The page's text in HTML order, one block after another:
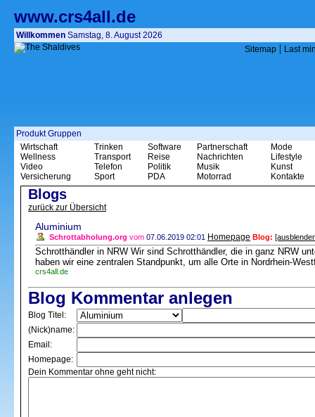
www.crs4all.de
Willkommen Samstag, 8. August 2026
Sitemap | Last
Produkt Gruppen
Wirtschaft
Wellness
Video
Versicherung
Trinken
Transport
Telefon
Sport
Software
Reise
Politik
PDA
Partnerschaft
Nachrichten
Musik
Motorrad
Mode
Lifestyle
Kunst
Kontakte
Blogs
zurück zur Übersicht
Aluminium
Schrottabholung.org vom 07.06.2019 02:01 Homepage Blog:
Schrotthändler in NRW Wir sind Schrotthändler, die in ganz NRW
haben wir eine zentralen Standpunkt, um alle Orte in Nordrhein-
crs4all.de
Blog Kommentar anlegen
Blog Titel:
(Nick)name:
Email:
Homepage:
Dein Kommentar ohne geht nicht: